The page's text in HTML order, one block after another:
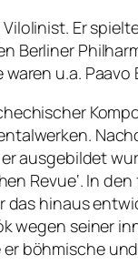
Er
Berliner
u.a.
ausgebildet
Revue‘. In
hinaus
wegen seiner
böhmische